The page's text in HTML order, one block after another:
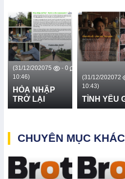
(31/12/2020
10:46)
75 - 0
HÒA NHẬP
TRỞ LẠI
(31/12/2020
10:43)
72
TÌNH YÊU
CHUYÊN MỤC KHÁC